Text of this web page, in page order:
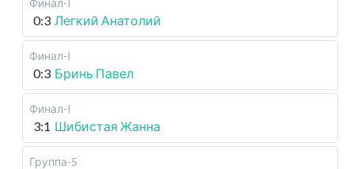
Финал-I
0:3 Легкий Анатолий
Финал-I
0:3 Бринь Павел
Финал-I
3:1 Шибистая Жанна
Группа-5